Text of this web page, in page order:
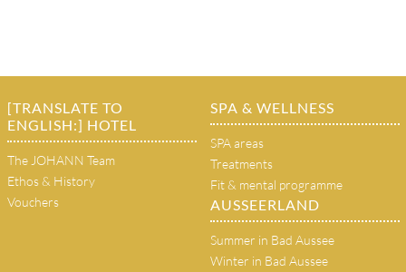
[TRANSLATE TO
ENGLISH:] HOTEL
The JOHANN Team
Ethos & History
Vouchers
SPA & WELLNESS
SPA areas
Treatments
Fit & mental programme
AUSSEERLAND
Summer in Bad Aussee
Winter in Bad Aussee